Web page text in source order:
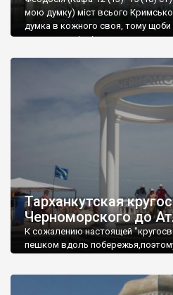
мою думку) міст всього
думка в кожного своя, тому щоби
запрошую відвідати це
Тарханкутская
Черноморского до
К сожалению настоящей
пешком вдоль